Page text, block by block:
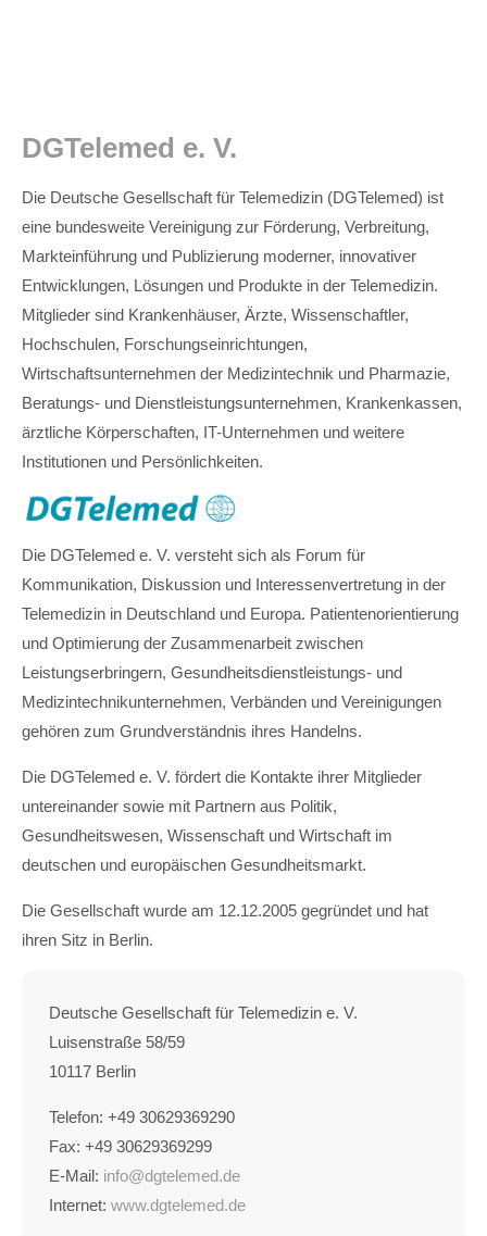
DGTelemed e. V.
Die Deutsche Gesellschaft für Telemedizin (DGTelemed) ist
eine bundesweite Vereinigung zur Förderung, Verbreitung,
Markteinführung und Publizierung moderner, innovativer
Entwicklungen, Lösungen und Produkte in der Telemedizin.
Mitglieder sind Krankenhäuser, Ärzte, Wissenschaftler,
Hochschulen, Forschungseinrichtungen,
Wirtschaftsunternehmen der Medizintechnik und Pharmazie,
Beratungs- und Dienstleistungsunternehmen, Krankenkassen,
ärztliche Körperschaften, IT-Unternehmen und weitere
Institutionen und Persönlichkeiten.
Die DGTelemed e. V. versteht sich als Forum für
Kommunikation, Diskussion und Interessenvertretung in der
Telemedizin in Deutschland und Europa. Patientenorientierung
und Optimierung der Zusammenarbeit zwischen
Leistungserbringern, Gesundheitsdienstleistungs- und
Medizintechnikunternehmen, Verbänden und Vereinigungen
gehören zum Grundverständnis ihres Handelns.
Die DGTelemed e. V. fördert die Kontakte ihrer Mitglieder
untereinander sowie mit Partnern aus Politik,
Gesundheitswesen, Wissenschaft und Wirtschaft im
deutschen und europäischen Gesundheitsmarkt.
Die Gesellschaft wurde am 12.12.2005 gegründet und hat
ihren Sitz in Berlin.
Deutsche Gesellschaft für Telemedizin e. V.
Luisenstraße 58/59
10117 Berlin
Telefon: +49 30629369290
Fax: +49 30629369299
E-Mail: info@dgtelemed.de
Internet: www.dgtelemed.de